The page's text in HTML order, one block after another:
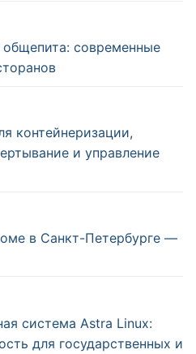
современные
контейнеризации,
и управление
в Санкт-Петербурге —
система Astra Linux:
для государственных и